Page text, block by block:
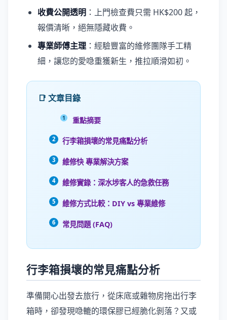
收費公開透明 ：上門檢查費只需 HK$200 起，
報價清晰，絕無隱藏收費。
專業師傅主理 ：經驗豐富的維修團隊手工精
細，讓您的愛喼重獲新生，推拉順滑如初。
📑 文章目錄
重點摘要
行李箱損壞的常見痛點分析
維修快 專業解決方案
維修實錄：深水埗客人的急救任務
維修方式比較：DIY vs 專業維修
常見問題 (FAQ)
行李箱損壞的常見痛點分析
準備開心出發去旅行，從床底或雜物房拖出行李
箱時，卻發現喼轆的環保膠已經脆化剝落？又或